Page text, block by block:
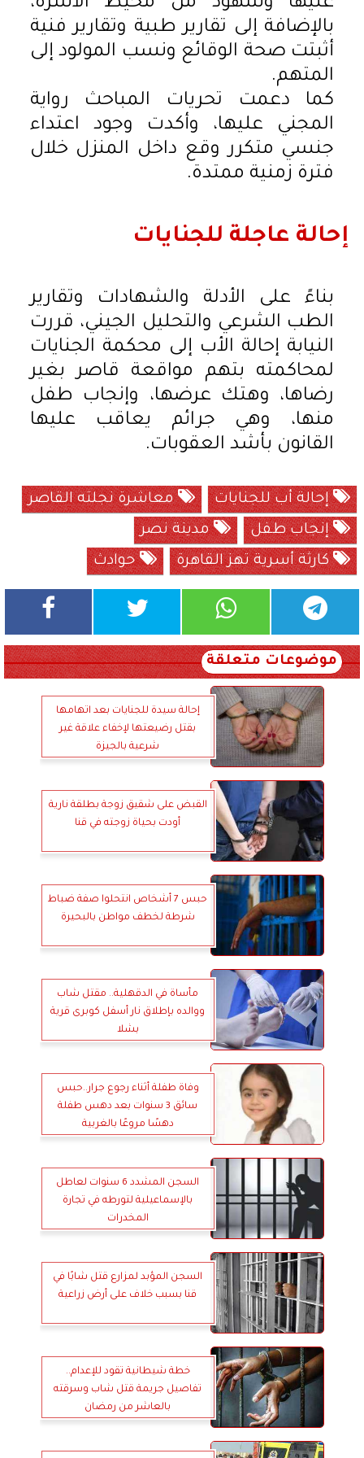
بالإضافة إلى تقارير طبية وتقارير فنية
أثبتت صحة الوقائع ونسب المولود إلى
المتهم.
كما دعمت تحريات المباحث رواية
المجني عليها، وأكدت وجود اعتداء
جنسي متكرر وقع داخل المنزل خلال
فترة زمنية ممتدة.
إحالة عاجلة للجنايات
بناءً على الأدلة والشهادات وتقارير
الطب الشرعي والتحليل الجيني، قررت
النيابة إحالة الأب إلى محكمة الجنايات
لمحاكمته بتهم مواقعة قاصر بغير
رضاها، وهتك عرضها، وإنجاب طفل
منها، وهي جرائم يعاقب عليها
القانون بأشد العقوبات.
إحالة أب للجنايات
معاشرة نجلته القاصر
إنجاب طفل
مدينة نصر
كارثة أسرية تهز القاهرة
حوادث
موضوعات متعلقة
إحالة سيدة للجنايات بعد اتهامها
بقتل رضيعتها لإخفاء علاقة غير
شرعية بالجيزة
القبض على شقيق زوجة بطلقة نارية
أودت بحياة زوجته في قنا
حبس 7 أشخاص انتحلوا صفة ضباط
شرطة لخطف مواطن بالبحيرة
مأساة في الدقهلية.. مقتل شاب
ووالده بإطلاق نار أسفل كوبرى قرية
بشلا
وفاة طفلة أثناء رجوع جرار..حبس
سائق 3 سنوات بعد دهس طفلة
دهسًا مروعًا بالغربية
السجن المشدد 6 سنوات لعاطل
بالإسماعيلية لتورطه في تجارة
المخدرات
السجن المؤبد لمزارع قتل شابًا في
قنا بسبب خلاف على أرض زراعية
خطة شيطانية تقود للإعدام..
تفاصيل جريمة قتل شاب وسرقته
بالعاشر من رمضان